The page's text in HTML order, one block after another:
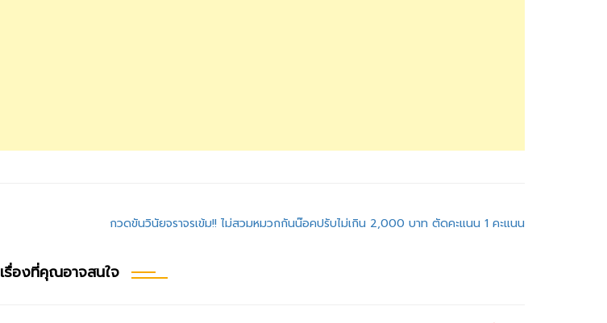
กวดขันวินัยจราจรเข้ม!! ไม่สวมหมวกกันน๊อคปรับไม่เกิน 2,000 บาท ตัดคะแนน 1 คะแนน
เรื่องที่คุณอาจสนใจ